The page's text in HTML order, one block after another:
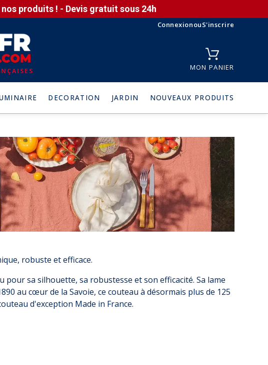
produits ! - Devis gratuit sous 24h
ConnexionouS'inscrire
MON PANIER
DECORATION JARDIN NOUVEAUX PRODUITS
robuste et efficace.
sa silhouette, sa robustesse et son efficacité. Sa lame
au cœur de la Savoie, ce couteau à désormais plus de 125
d'exception Made in France.